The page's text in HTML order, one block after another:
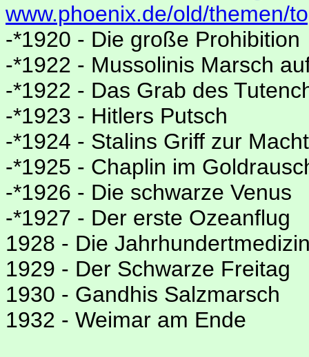
www.phoenix.de/old/themen/
-*1920 - Die große Prohibition
-*1922 - Mussolinis Marsch
-*1922 - Das Grab des
-*1923 - Hitlers Putsch
-*1924 - Stalins Griff zur Macht
-*1925 - Chaplin im
-*1926 - Die schwarze Venus
-*1927 - Der erste Ozeanflug
1928 - Die
1929 - Der Schwarze Freitag
1930 - Gandhis Salzmarsch
1932 - Weimar am Ende